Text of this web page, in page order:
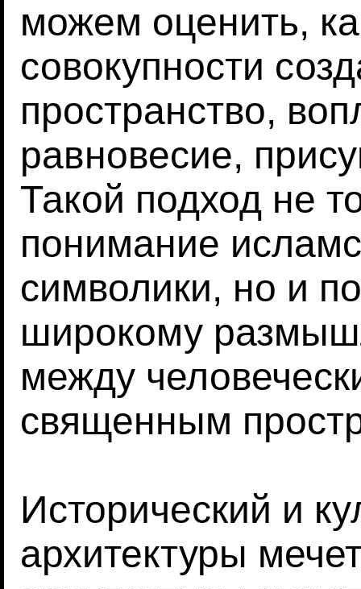
можем оценить,
совокупности
пространство,
равновесие,
Такой подход не
понимание
символики, но и
широкому
между
священным
Исторический и
архитектуры